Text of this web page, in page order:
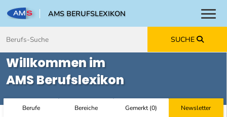
AMS BERUFSLEXIKON
SUCHE
Willkommen im
AMS Berufslexikon
Berufe Bereiche Gemerkt(0) Newsletter